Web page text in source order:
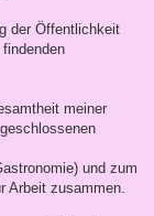
der Öffentlichkeit
meiner
und zum
Arbeit zusammen.